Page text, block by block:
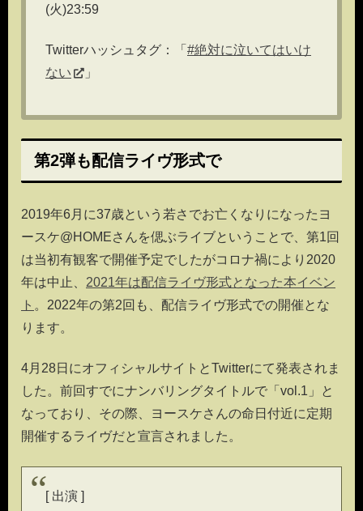
(火)23:59
Twitterハッシュタグ：「 #絶対に泣いてはいけ
ない
」
第2弾も配信ライヴ形式で
2019年6月に37歳という若さでお亡くなりになったヨ
ースケ@HOMEさんを偲ぶライブということで、第1回
は当初有観客で開催予定でしたがコロナ禍により2020
年は中止、 2021年は配信ライヴ形式となった本イベン
ト 。2022年の第2回も、配信ライヴ形式での開催とな
ります。
4月28日にオフィシャルサイトとTwitterにて発表されま
した。前回すでにナンバリングタイトルで「vol.1」と
なっており、その際、ヨースケさんの命日付近に定期
開催するライヴだと宣言されました。
[ 出演 ]